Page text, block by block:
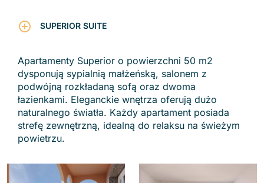
SUPERIOR SUITE
Apartamenty Superior o powierzchni 50 m2
dysponują sypialnią małżeńską, salonem z
podwójną rozkładaną sofą oraz dwoma
łazienkami. Eleganckie wnętrza oferują dużo
naturalnego światła. Każdy apartament posiada
strefę zewnętrzną, idealną do relaksu na świeżym
powietrzu.